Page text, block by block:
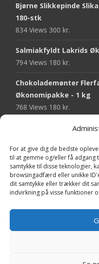
For at give dig de bedste
til at gemme og/eller få adgang
samtykke til disse teknologier,
browsingadfærd eller unikke
dit samtykke eller trækker dit
indvirkning på visse funktioner
Bjørne Slikkepinde
180-stk
834 Views 300 kr.
Salmiakfyldt Lakrids
794 Views 180 kr.
Chokolademønter
Økonomipakke - 1 kg
768 Views 180 kr.
Malaco Stjerner
Pringles Hot & Spicy -
743 Views40 kr.
Fini Krudttønder